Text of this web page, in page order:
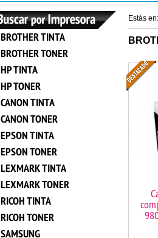
BROTHER TINTA
BROTHER TONER
HP TINTA
HP TONER
CANON TINTA
CANON TONER
EPSON TINTA
EPSON TONER
LEXMARK TINTA
LEXMARK TONER
RICOH TINTA
RICOH TONER
SAMSUNG
Estás en: